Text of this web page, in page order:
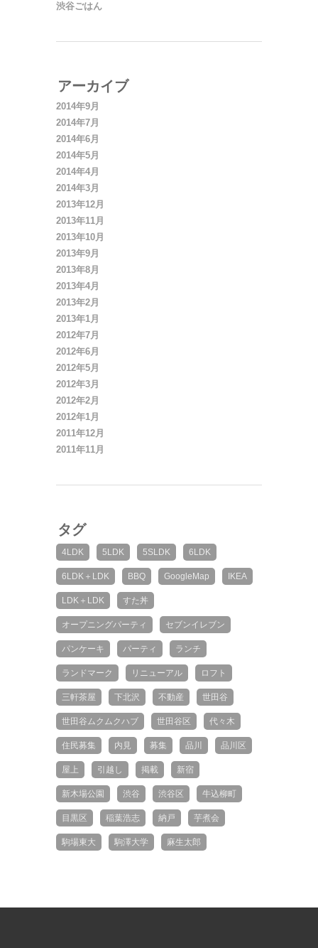
渋谷ごはん
アーカイブ
2014年9月
2014年7月
2014年6月
2014年5月
2014年4月
2014年3月
2013年12月
2013年11月
2013年10月
2013年9月
2013年8月
2013年4月
2013年2月
2013年1月
2012年7月
2012年6月
2012年5月
2012年3月
2012年2月
2012年1月
2011年12月
2011年11月
タグ
4LDK 5LDK 5SLDK 6LDK
6LDK＋LDK BBQ GoogleMap IKEA
LDK＋LDK すた丼
オープニングパーティ セブンイレブン
パンケーキ パーティ ランチ
ランドマーク リニューアル ロフト
三軒茶屋 下北沢 不動産 世田谷
世田谷ムクムクハブ 世田谷区 代々木
住民募集 内見 募集 品川 品川区
屋上 引越し 掲載 新宿
新木場公園 渋谷 渋谷区 牛込柳町
目黒区 稲葉浩志 納戸 芋煮会
駒場東大 駒澤大学 麻生太郎